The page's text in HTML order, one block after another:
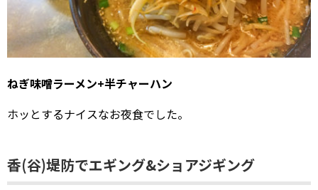
ねぎ味噌ラーメン+半チャーハン
ホッとするナイスなお夜食でした。
香(谷)堤防でエギング&ショアジギング